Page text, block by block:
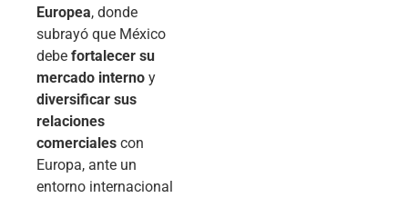
Europea, donde
subrayó que México
debe fortalecer su
mercado interno y
diversificar sus
relaciones
comerciales con
Europa, ante un
entorno internacional